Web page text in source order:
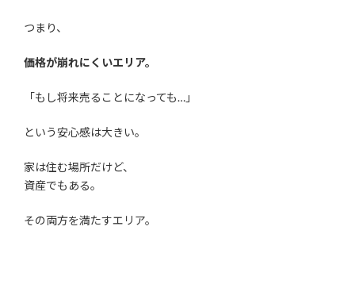
つまり、
価格が崩れにくいエリア。
「もし将来売ることになっても…」
という安心感は大きい。
家は住む場所だけど、
資産でもある。
その両方を満たすエリア。